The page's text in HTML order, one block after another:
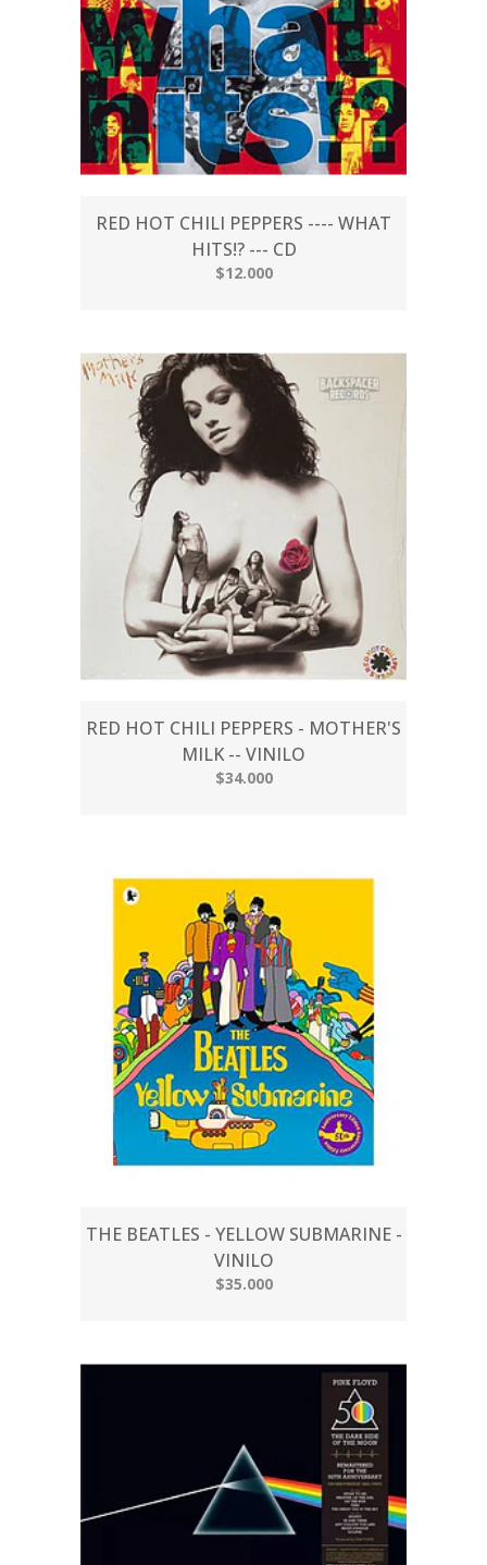
RED HOT CHILI PEPPERS ---- WHAT
HITS!? --- CD
$12.000
RED HOT CHILI PEPPERS - MOTHER'S
MILK -- VINILO
$34.000
THE BEATLES - YELLOW SUBMARINE -
VINILO
$35.000